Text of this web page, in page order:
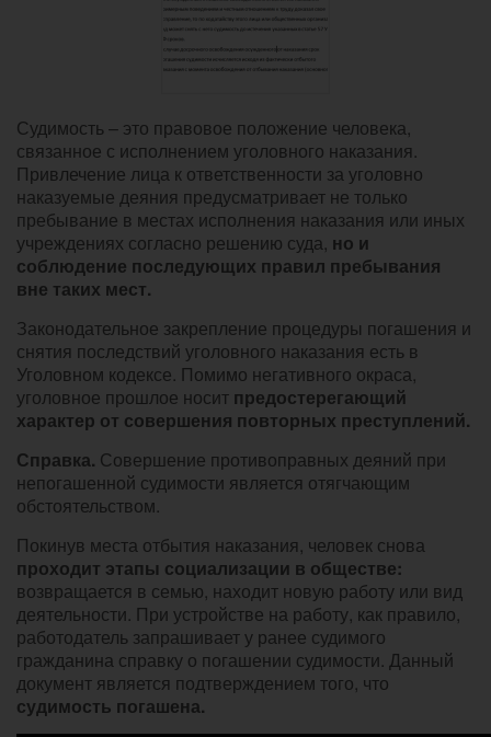
Судимость – это правовое положение человека,
связанное с исполнением уголовного наказания.
Привлечение лица к ответственности за уголовно
наказуемые деяния предусматривает не только
пребывание в местах исполнения наказания или иных
учреждениях согласно решению суда, но и
соблюдение последующих правил пребывания
вне таких мест.
Законодательное закрепление процедуры погашения и
снятия последствий уголовного наказания есть в
Уголовном кодексе. Помимо негативного окраса,
уголовное прошлое носит предостерегающий
характер от совершения повторных преступлений.
Справка. Совершение противоправных деяний при
непогашенной судимости является отягчающим
обстоятельством.
Покинув места отбытия наказания, человек снова
проходит этапы социализации в обществе:
возвращается в семью, находит новую работу или вид
деятельности. При устройстве на работу, как правило,
работодатель запрашивает у ранее судимого
гражданина справку о погашении судимости. Данный
документ является подтверждением того, что
судимость погашена.